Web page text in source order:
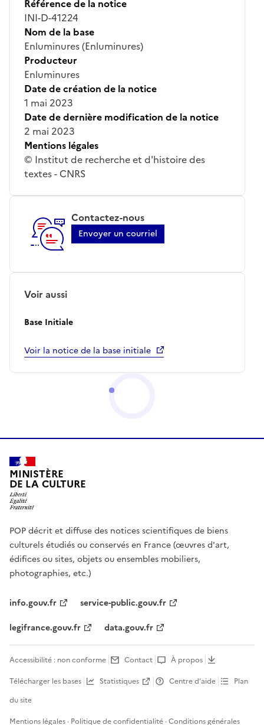
Référence de la notice
INI-D-41224
Nom de la base
Enluminures (Enluminures)
Producteur
Enluminures
Date de création de la notice
1 mai 2023
Date de dernière modification de la notice
2 mai 2023
Mentions légales
© Institut de recherche et d'histoire des
textes - CNRS
Contactez-nous
Envoyer un courriel
Voir aussi
Base Initiale
Voir la notice de la base initiale
MINISTÈRE
DE LA CULTURE
POP décrit et diffuse des notices scientifiques de biens
culturels étudiés ou conservés en France (œuvres d'art,
édifices ou sites, objets ou ensembles mobiliers,
photographies, etc.)
info.gouv.fr
service-public.gouv.fr
legifrance.gouv.fr
data.gouv.fr
Accessibilité : non conforme Contact
À propos
Télécharger les bases
Statistiques Centre d’aide
Plan
du site
Mentions légales · Politique de confidentialité ·Conditions générales